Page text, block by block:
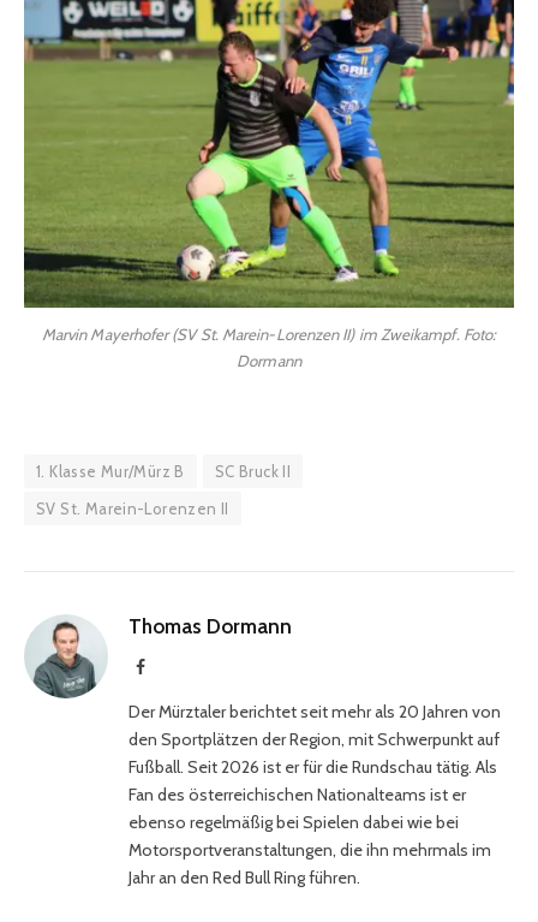
Marvin Mayerhofer (SV St. Marein-Lorenzen II) im Zweikampf. Foto:
Dormann
1. Klasse Mur/Mürz B
SC Bruck II
SV St. Marein-Lorenzen II
Thomas Dormann
Facebook
Der Mürztaler berichtet seit mehr als 20 Jahren von
den Sportplätzen der Region, mit Schwerpunkt auf
Fußball. Seit 2026 ist er für die Rundschau tätig. Als
Fan des österreichischen Nationalteams ist er
ebenso regelmäßig bei Spielen dabei wie bei
Motorsportveranstaltungen, die ihn mehrmals im
Jahr an den Red Bull Ring führen.